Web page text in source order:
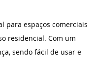
para espaços comerciais
residencial. Com um
sendo fácil de usar e